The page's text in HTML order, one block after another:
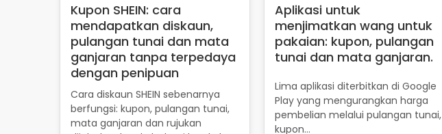
Kupon SHEIN: cara
mendapatkan diskaun,
pulangan tunai dan mata
ganjaran tanpa terpedaya
dengan penipuan
Cara diskaun SHEIN sebenarnya
berfungsi: kupon, pulangan tunai,
mata ganjaran dan rujukan
Aplikasi untuk
menjimatkan wang untuk
pakaian: kupon, pulangan
tunai dan mata ganjaran.
Lima aplikasi diterbitkan di Google
Play yang mengurangkan harga
pembelian melalui pulangan tunai,
kupon…